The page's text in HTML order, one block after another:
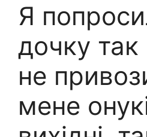
Я
дочку так
не
мене